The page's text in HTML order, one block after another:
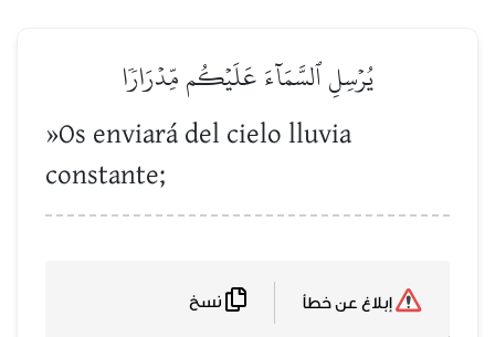
يُرۡسِلِ ٱلسَّمَآءَ عَلَيۡكُم مِّدۡرَارٗا
»Os enviará del cielo lluvia
constante;